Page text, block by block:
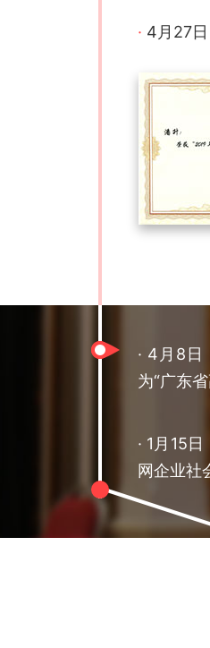
· 4月27
· 4月8日
为“广东
· 1月15
网企业社